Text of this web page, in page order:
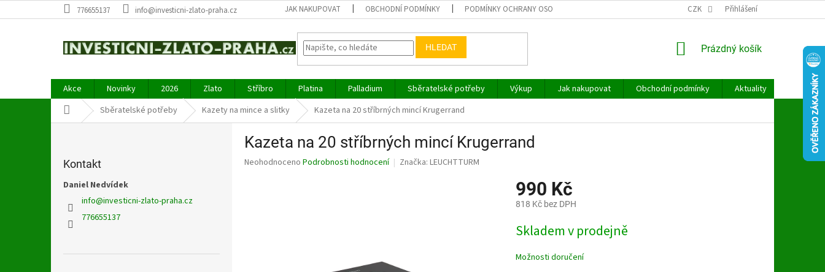
na
776655137 info@investicni-zlato-praha.cz JAK NAKUPOVAT OBCHODNÍ PODMÍNKY PODMÍNKY OCHRANY OSOBNÍCH ÚDAJŮ CZK Přihlášení
HLEDAT
NÁKUPNÍ
Prázdný košík
Akce Novinky 2026 Zlato Stříbro Platina Palladium Sběratelské potřeby Výkup Jak nakupovat Obchodní podmínky Aktuality
Kontakt
Domů Sběratelské potřeby Kazety na mince a slitky Kazeta na 20 stříbrných mincí Krugerrand
Kontakt
Daniel Nedvídek
info@investicni-zlato-praha.cz
776655137
Kazeta na 20 stříbrných mincí Krugerrand
Průměrné
Neohodnoceno Podrobnosti hodnocení Značka: LEUCHTTURM
990 Kč
818 Kč bez DPH
cena:
Skladem v prodejně
Možnosti doručení